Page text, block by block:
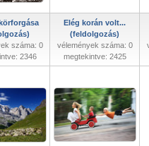
száma: 0
2346
Elég korán volt...
(feldolgozás)
vélemények száma: 0
megtekintve: 2425